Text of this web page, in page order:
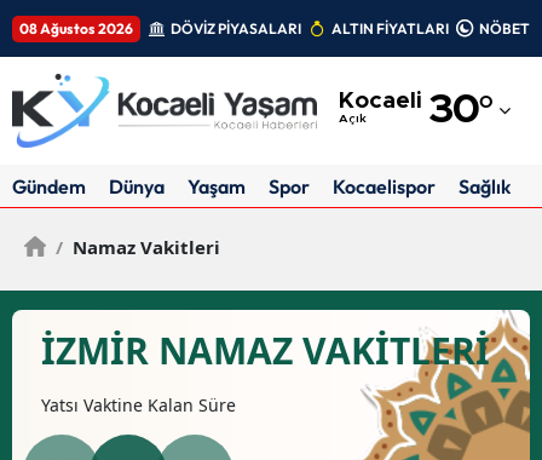
08 Ağustos 2026 DÖVİZ PİYASALARI ALTIN FİYATLARI
Kocaeli
Açık 30°
Adıyaman
Antalya
Artvin
Gündem Dünya Yaşam Spor Kocaelispor Sağlık
/ Namaz Vakitleri
İZMIR NAMAZ VAKİTLERİ
Yatsı Vaktine Kalan Süre